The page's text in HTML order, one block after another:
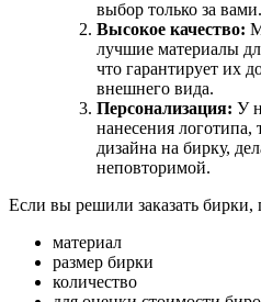
выбор только за вами.
Высокое качество:
лучшие материалы
что гарантирует их
внешнего вида.
Персонализация: У
нанесения логотипа,
дизайна на бирку,
неповторимой.
Если вы решили заказать бирки,
материал
размер бирки
количество